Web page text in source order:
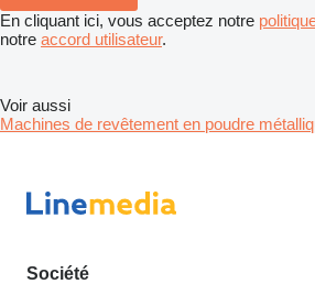
En cliquant ici, vous acceptez notre
notre accord utilisateur.
Voir aussi
Machines de revêtement en poudre
Société